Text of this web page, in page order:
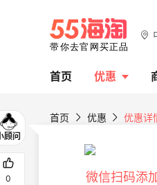
首页 优惠
首页 优惠 优惠详
0 微信扫码添